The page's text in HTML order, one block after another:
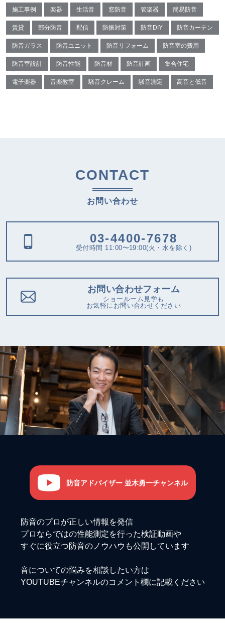
施工事例 楽器 生活音 窓防音 管楽器 簡易防音
賃貸 部分防音 配信 防振対策 防音DIY 防音カーテン
防音ガラス 防音ユニット 防音リフォーム 防音室の費用
防音室設計 防音性能 防音材 防音計画 集合住宅
電子楽器 音楽教室 騒音クレーム 騒音測定 高音と低音
CONTACT
お問い合わせ
03-4400-7678
受付時間 11:00〜19:00(火・水を除く)
お問い合わせフォーム
ショールーム見学も
お気軽にお問い合わせください
防音アドバイザー 並木勇一チャンネル
防音のプロが正しい情報を発信
プロならではの性能測定を行った検証動画や
すぐに役立つ防音のノウハウも公開しています
音についての悩みを相談したい方は
YOUTUBEチャンネルのコメント欄に記載ください